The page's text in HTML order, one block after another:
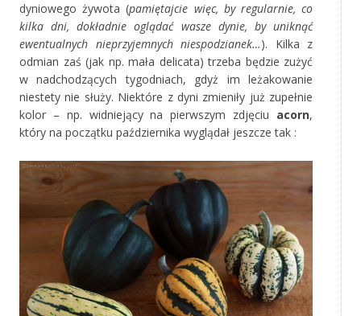
dyniowego żywota (pamiętajcie więc, by regularnie, co
kilka dni, dokładnie oglądać wasze dynie, by uniknąć
ewentualnych nieprzyjemnych niespodzianek…). Kilka z
odmian zaś (jak np. mała delicata) trzeba będzie zużyć
w nadchodzących tygodniach, gdyż im leżakowanie
niestety nie służy. Niektóre z dyni zmieniły już zupełnie
kolor – np. widniejący na pierwszym zdjęciu acorn,
który na początku października wyglądał jeszcze tak :